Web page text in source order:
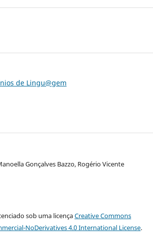
de Lingu@gem
Gonçalves Bazzo, Rogério Vicente
sob uma licençaCreative Commons
NoDerivatives 4.0 International License.